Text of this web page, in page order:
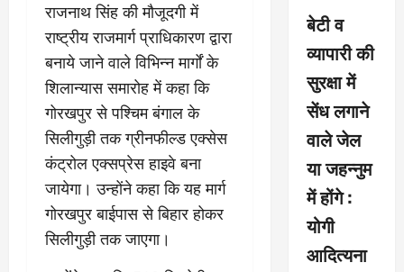
राजनाथ सिंह की मौजूदगी में
राष्ट्रीय राजमार्ग प्राधिकारण द्वारा
बनाये जाने वाले विभिन्न मार्गों के
शिलान्यास समारोह में कहा कि
गोरखपुर से पश्चिम बंगाल के
सिलीगुड़ी तक ग्रीनफील्ड एक्सेस
कंट्रोल एक्सप्रेस हाइवे बना
जायेगा। उन्होंने कहा कि यह मार्ग
गोरखपुर बाईपास से बिहार होकर
सिलीगुड़ी तक जाएगा।
बेटी व
व्यापारी की
सुरक्षा में
सेंध लगाने
वाले जेल
या जहन्नुम
में होंगे :
योगी
आदित्यना